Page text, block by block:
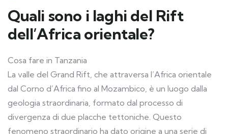
Quali sono i laghi del Rift
dell’Africa orientale?
Cosa fare in Tanzania
La valle del Grand Rift, che attraversa l’Africa orientale
dal Corno d’Africa fino al Mozambico, è un luogo dalla
geologia straordinaria, formato dal processo di
divergenza di due placche tettoniche. Questo
fenomeno straordinario ha dato origine a una serie di